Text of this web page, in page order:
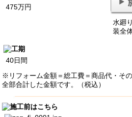
475万円
水廻
装全
40日間
※リフォーム金額＝総工費＝商品代・そ
全部合計した金額です。（税込）